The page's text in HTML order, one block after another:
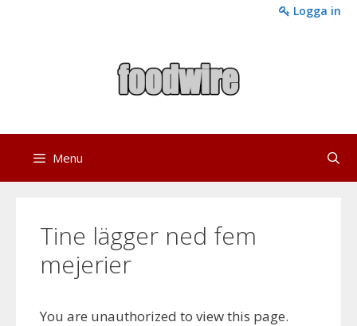
Logga in
Menu
Tine lägger ned fem
mejerier
You are unauthorized to view this page.